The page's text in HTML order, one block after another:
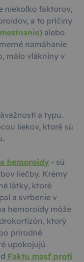
niekoľko faktorov,
a to príčiny
) alebo
namáhanie
málo vlákniny v
a typu.
liekov, ktoré sú
hemoroidy - sú
liečby. Krémy
látky, ktoré
a svrbenie v
hemoroidy môže
ktorý
prírodné
upokojujú
Faktu masť proti